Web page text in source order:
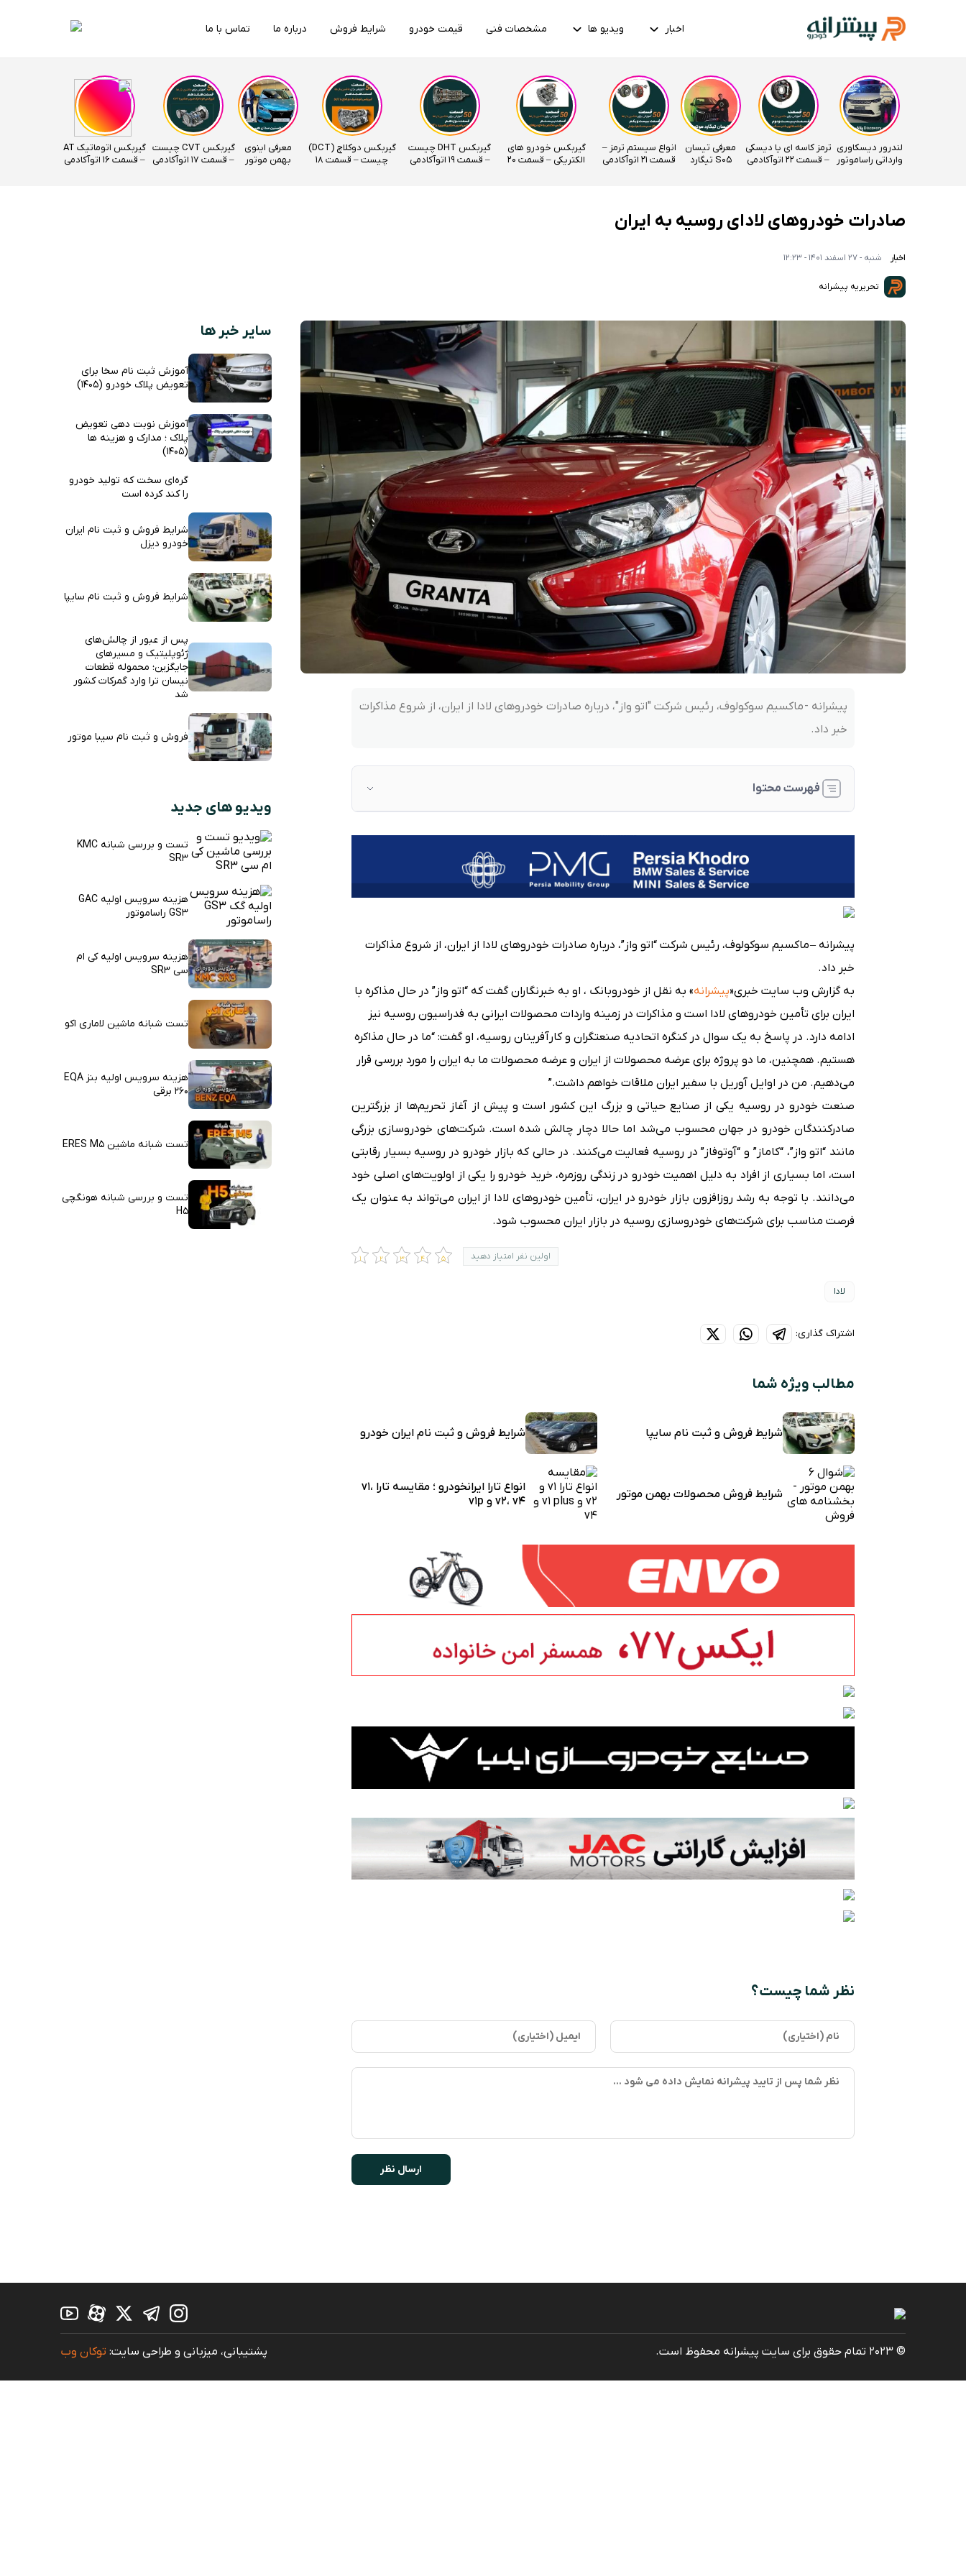
اخبار ویدیو ها مشخصات فنی قیمت خودرو شرایط فروش درباره ما تماس با ما
لندرور دیسکاوری
وارداتی راساموتور
ترمز کاسه ای یا دیسکی
– قسمت 22 اتوآکادمی
معرفی تیسان
S05 تیگارد
انواع سیستم ترمز –
قسمت 21 اتوآکادمی
گیربکس خودرو های
الکتریکی – قسمت 20
گیربکس DHT چیست
– قسمت 19 اتوآکادمی
گیربکس دوکلاچ (DCT)
چیست – قسمت 18
معرفی اینوی
بهمن موتور
گیربکس CVT چیست
– قسمت 17 اتوآکادمی
گیربکس اتوماتیک AT
– قسمت ۱۶ اتوآکادمی
صادرات خودروهای لادای روسیه به ایران
اخبار شنبه - 27 اسفند 1401 - 12:23
تحریریه پیشرانه
پیشرانه - ماکسیم سوکولوف، رئیس شرکت "اتو واز"، درباره صادرات خودروهای لادا از ایران، از شروع مذاکرات
خبر داد.
فهرست محتوا
پیشرانه – ماکسیم سوکولوف، رئیس شرکت “اتو واز”، درباره صادرات خودروهای لادا از ایران، از شروع مذاکرات
خبر داد.
به گزارش وب سایت خبری«پیشرانه» به نقل از خودروبانک ، او به خبرنگاران گفت که “اتو واز” در حال مذاکره با
ایران برای تأمین خودروهای لادا است و مذاکرات در زمینه واردات محصولات ایرانی به فدراسیون روسیه نیز
ادامه دارد. در پاسخ به یک سوال در کنگره اتحادیه صنعتگران و کارآفرینان روسیه، او گفت: “ما در حال مذاکره
هستیم. همچنین، ما دو پروژه برای عرضه محصولات از ایران و عرضه محصولات ما به ایران را مورد بررسی قرار
می‌دهیم. من در اوایل آوریل با سفیر ایران ملاقات خواهم داشت.”
صنعت خودرو در روسیه یکی از صنایع حیاتی و بزرگ این کشور است و پیش از آغاز تحریم‌ها از بزرگترین
صادرکنندگان خودرو در جهان محسوب می‌شد اما حالا دچار چالش شده است. شرکت‌های خودروسازی بزرگی
مانند “اتو واز”، “کاماز” و “آوتوفاز” در روسیه فعالیت می‌کنند. در حالی که بازار خودرو در روسیه بسیار رقابتی
است، اما بسیاری از افراد به دلیل اهمیت خودرو در زندگی روزمره، خرید خودرو را یکی از اولویت‌های اصلی خود
می‌دانند. با توجه به رشد روزافزون بازار خودرو در ایران، تأمین خودروهای لادا از ایران می‌تواند به عنوان یک
فرصت مناسب برای شرکت‌های خودروسازی روسیه در بازار ایران محسوب شود.
اولین نفر امتیاز دهید
لادا
اشتراک گذاری:
مطالب ویژه شما
شرایط فروش و ثبت نام سایپا شرایط فروش و ثبت نام ایران خودرو
شرایط فروش محصولات بهمن موتور
انواع تارا ایرانخودرو ؛ مقایسه تارا v1،
v2، v4 و v1p
نظر شما چیست؟
سایر خبر ها
آموزش ثبت نام سخا برای
تعویض پلاک خودرو (1405)
آموزش نوبت دهی تعویض
پلاک ؛ مدارک و هزینه ها
(1405)
گره‌ای سخت که تولید خودرو
را کند کرده است
شرایط فروش و ثبت نام ایران
خودرو دیزل
شرایط فروش و ثبت نام سایپا
پس از عبور از چالش‌های
ژئوپلیتیک و مسیرهای
جایگزین؛ محموله قطعات
نیسان ترا وارد گمرکات کشور
شد
فروش و ثبت نام سیبا موتور
ویدیو های جدید
تست و بررسی شبانه KMC
SR3
هزینه سرویس اولیه GAC
GS3 راساموتور
هزینه سرویس اولیه کی ام
سی SR3
تست شبانه ماشین لاماری اکو
هزینه سرویس اولیه بنز EQA
260 برقی
تست شبانه ماشین ERES M5
تست و بررسی شبانه هونگچی
H5
© 2023 تمام حقوق برای سایت پیشرانه محفوظ است. پشتیبانی، میزبانی و طراحی سایت: توکان وب